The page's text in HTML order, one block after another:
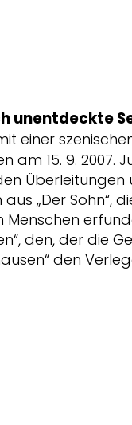
unentdeckte
einer
am 15. 9. 2007.
Überleitungen
„Der Sohn“,
Menschen
den, der die
den